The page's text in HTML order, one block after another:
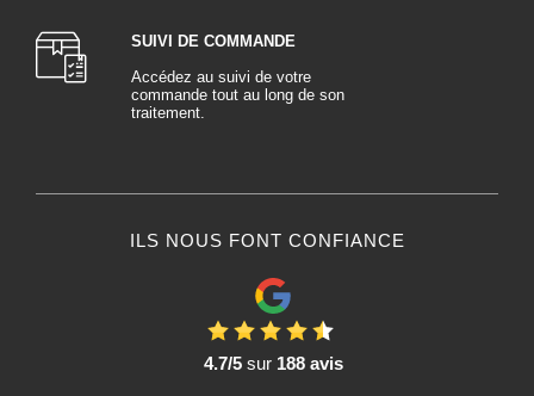
SUIVI DE COMMANDE
Accédez au suivi de votre
commande tout au long de son
traitement.
ILS NOUS FONT CONFIANCE
4.7/5sur 188 avis